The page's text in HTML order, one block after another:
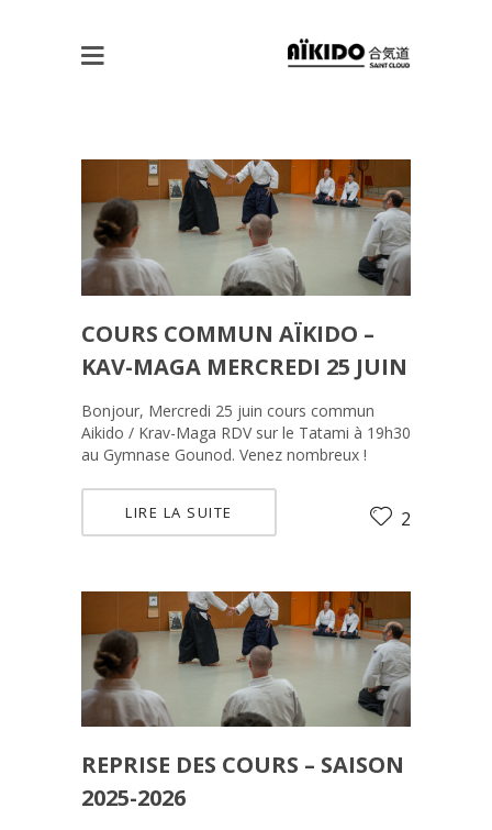
COURS COMMUN AÏKIDO –
KAV-MAGA MERCREDI 25 JUIN
Bonjour, Mercredi 25 juin cours commun
Aikido / Krav-Maga RDV sur le Tatami à 19h30
au Gymnase Gounod. Venez nombreux !
LIRE LA SUITE 2
REPRISE DES COURS – SAISON
2025-2026